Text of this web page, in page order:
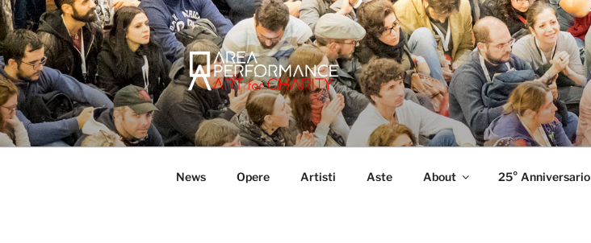
Salta
al
contenuto
AREA PERFORMANCE
Sito ufficiale della Onlus Area Performance.
News Opere Artisti Aste About 25° Anniversario